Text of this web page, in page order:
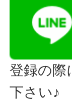
登録の際
下さい♪